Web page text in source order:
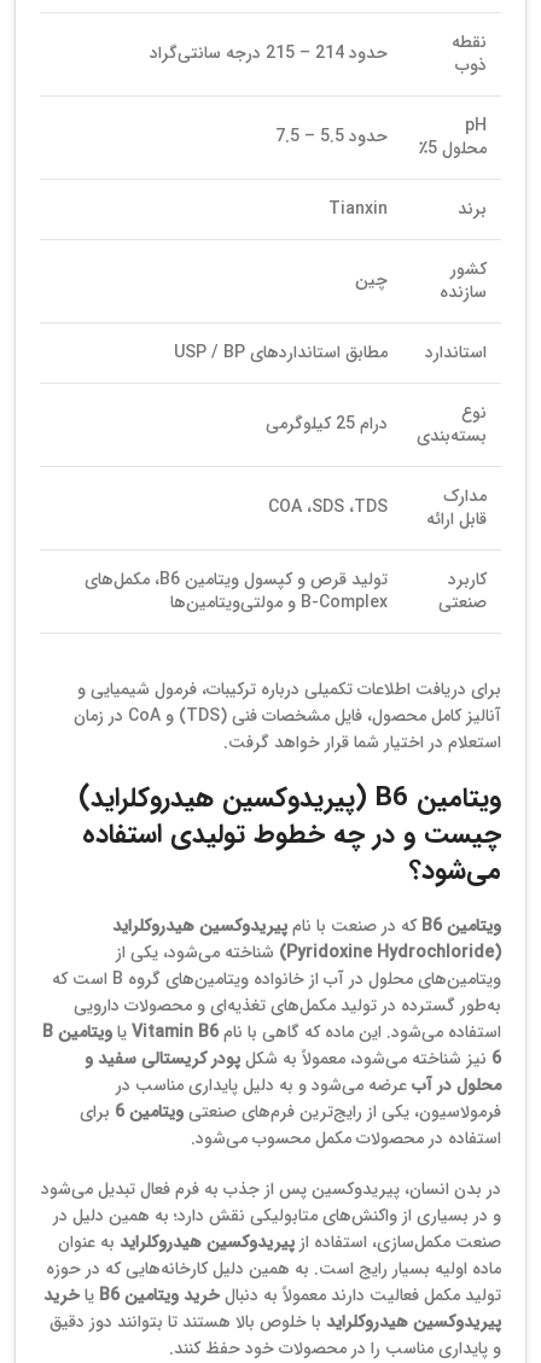
نقطه
ذوب
حدود 214 – 215 درجه سانتی‌گراد
pH
محلول 5٪
حدود 5.5 – 7.5
برند Tianxin
کشور
سازنده
چین
استاندارد مطابق استانداردهای USP / BP
نوع
بسته‌بندی
درام 25 کیلوگرمی
مدارک
قابل ارائه
COA ،SDS ،TDS
کاربرد
صنعتی
تولید قرص و کپسول ویتامین B6، مکمل‌های
B‑Complex و مولتی‌ویتامین‌ها
برای دریافت اطلاعات تکمیلی درباره ترکیبات، فرمول شیمیایی و
آنالیز کامل محصول، فایل مشخصات فنی (TDS) و CoA در زمان
استعلام در اختیار شما قرار خواهد گرفت.
ویتامین B6 (پیریدوکسین هیدروکلراید)
چیست و در چه خطوط تولیدی استفاده
می‌شود؟
ویتامین B6 که در صنعت با نامپیریدوکسین هیدروکلراید
(Pyridoxine Hydrochloride)
شناخته می‌شود، یکی از
ویتامین‌های محلول در آب از خانواده ویتامین‌های گروه B است که
به‌طور گسترده در تولید مکمل‌های تغذیه‌ای و محصولات دارویی
استفاده می‌شود. این ماده که گاهی با نامVitamin B6یا
ویتامین B
6 نیز شناخته می‌شود، معمولاً به شکلپودر کریستالی سفید و
محلول در آبعرضه می‌شود و به دلیل پایداری مناسب در
فرمولاسیون، یکی از رایج‌ترین فرم‌های صنعتیویتامین 6
برای
استفاده در محصولات مکمل محسوب می‌شود.
در بدن انسان، پیریدوکسین پس از جذب به فرم فعال تبدیل می‌شود
و در بسیاری از واکنش‌های متابولیکی نقش دارد؛ به همین دلیل در
صنعت مکمل‌سازی، استفاده از پیریدوکسین هیدروکلراید به عنوان
ماده اولیه بسیار رایج است. به همین دلیل کارخانه‌هایی که در حوزه
تولید مکمل فعالیت دارند معمولاً به دنبالخرید ویتامین B6 یاخرید
پیریدوکسین هیدروکلراید با خلوص بالا هستند تا بتوانند دوز دقیق
و پایداری مناسب را در محصولات خود حفظ کنند.